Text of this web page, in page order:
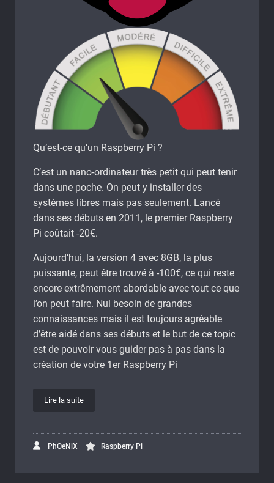
Qu’est-ce qu’un Raspberry Pi ?
C’est un nano-ordinateur très petit qui peut tenir
dans une poche. On peut y installer des
systèmes libres mais pas seulement. Lancé
dans ses débuts en 2011, le premier Raspberry
Pi coûtait -20€.
Aujourd’hui, la version 4 avec 8GB, la plus
puissante, peut être trouvé à -100€, ce qui reste
encore extrêmement abordable avec tout ce que
l’on peut faire. Nul besoin de grandes
connaissances mais il est toujours agréable
d’être aidé dans ses débuts et le but de ce topic
est de pouvoir vous guider pas à pas dans la
création de votre 1er Raspberry Pi
Lire la suite
PhOeNiX Raspberry Pi